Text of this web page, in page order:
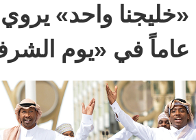
عاماً في «يوم